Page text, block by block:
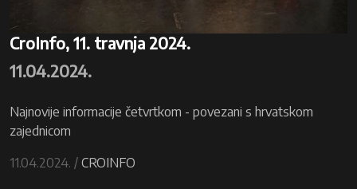
CroInfo, 11. travnja 2024.
11.04.2024.
Najnovije informacije četvrtkom - povezani s hrvatskom
zajednicom
11.04.2024. / CROINFO